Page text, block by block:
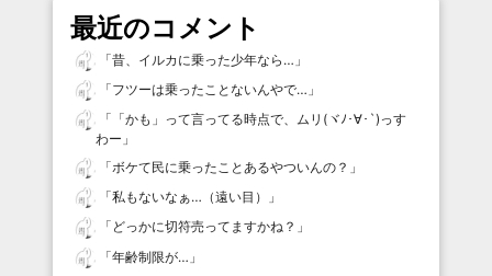
最近のコメント
「昔、イルカに乗った少年なら… 」
「フツーは乗ったことないんやで… 」
「 「かも」って言ってる時点で、ムリ(ヾﾉ･∀･`)っす
わー 」
「ボケて民に乗ったことあるやついんの？ 」
「私もないなぁ…（遠い目）
」
「 どっかに切符売ってますかね？ 」
「年齢制限が… 」